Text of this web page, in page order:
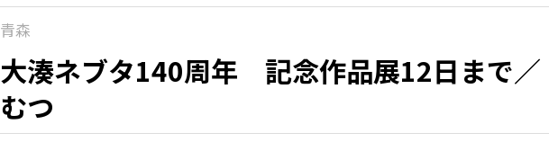
青森
大湊ネブタ140周年 記念作品展12日まで／
むつ